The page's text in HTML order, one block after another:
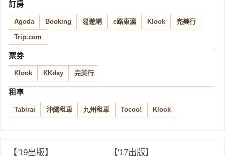
訂房
Agoda Booking 易遊網 e路東瀛 Klook 完美行
Trip.com
票券
Klook KKday 完美行
租車
Tabirai 沖繩租車 九州租車 Tocoo! Klook
【'19出版】
【'17出版】